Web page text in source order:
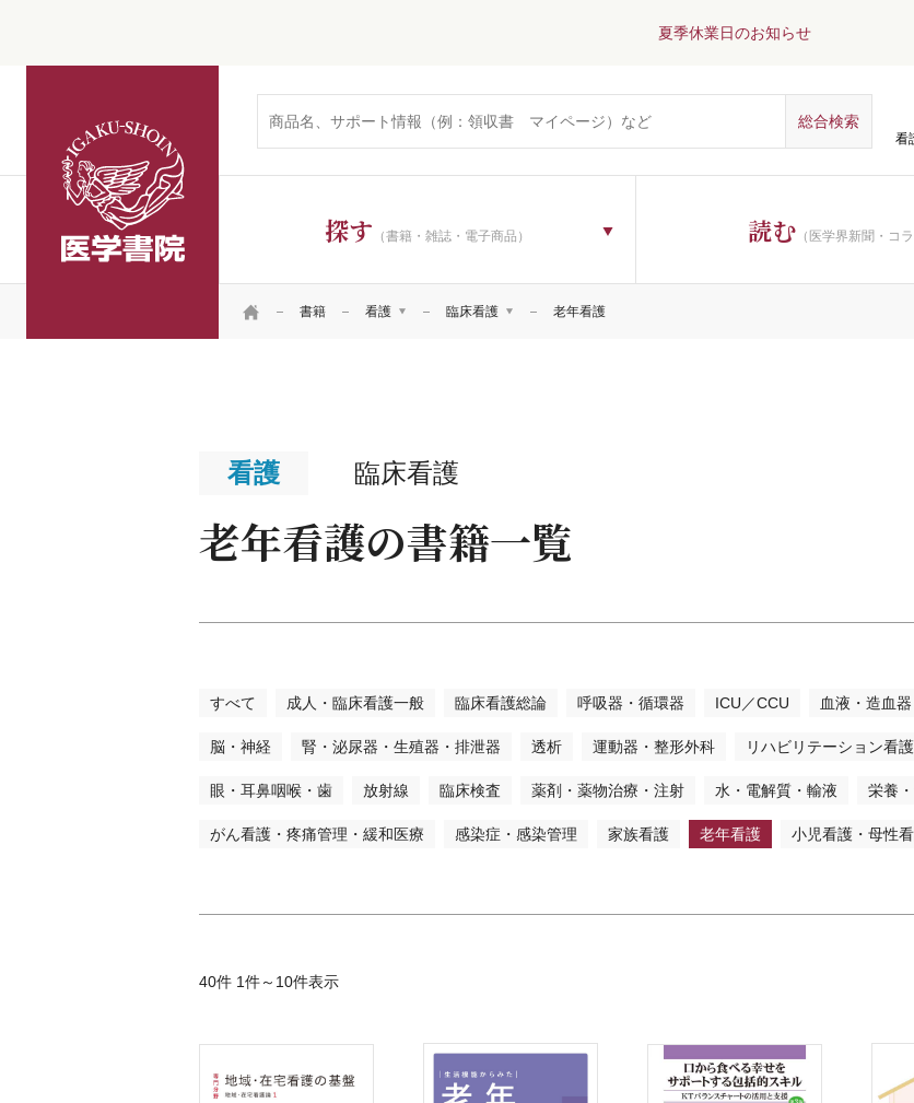
夏季休業日のお知らせ
看
探す （書籍・雑誌・電子商品） 読む （医学界新聞・コラ
HOME 書籍 看護 臨床看護
看護教育
助産
辞典・事典
老年看護
看護 臨床看護
老年看護の書籍一覧
すべて 成人・臨床看護一般 臨床看護総論 呼吸器・循環器 ICU／CCU 血液・造血器
脳・神経 腎・泌尿器・生殖器・排泄器 透析 運動器・整形外科 リハビリテーション看護
眼・耳鼻咽喉・歯 放射線 臨床検査 薬剤・薬物治療・注射 水・電解質・輸液 栄養
がん看護・疼痛管理・緩和医療 感染症・感染管理 家族看護 老年看護 小児看護・母性
40件 1件～10件表示